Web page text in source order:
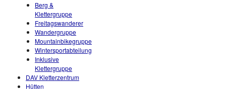
Berg &
Klettergruppe
Freitagswanderer
Wandergruppe
Mountainbikegruppe
Wintersportabteilung
Inklusive
Klettergruppe
DAV Kletterzentrum
Hütten